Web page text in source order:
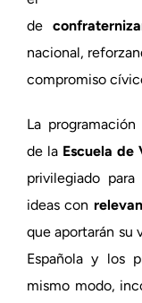
de
nacional,
compromiso
La
de la Escuela de
privilegiado
ideas con
que aportarán su
Española y los
mismo modo,